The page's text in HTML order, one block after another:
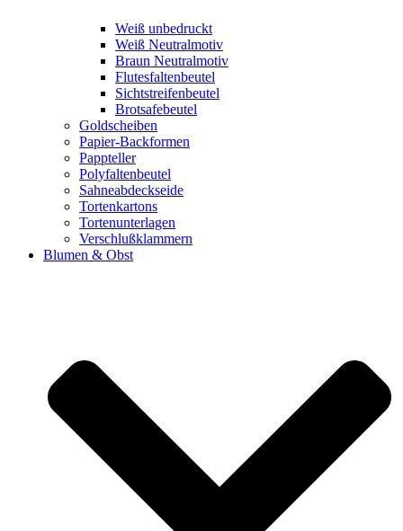
Weiß unbedruckt
Weiß Neutralmotiv
Braun Neutralmotiv
Flutesfaltenbeutel
Sichtstreifenbeutel
Brotsafebeutel
Goldscheiben
Papier-Backformen
Pappteller
Polyfaltenbeutel
Sahneabdeckseide
Tortenkartons
Tortenunterlagen
Verschlußklammern
Blumen & Obst